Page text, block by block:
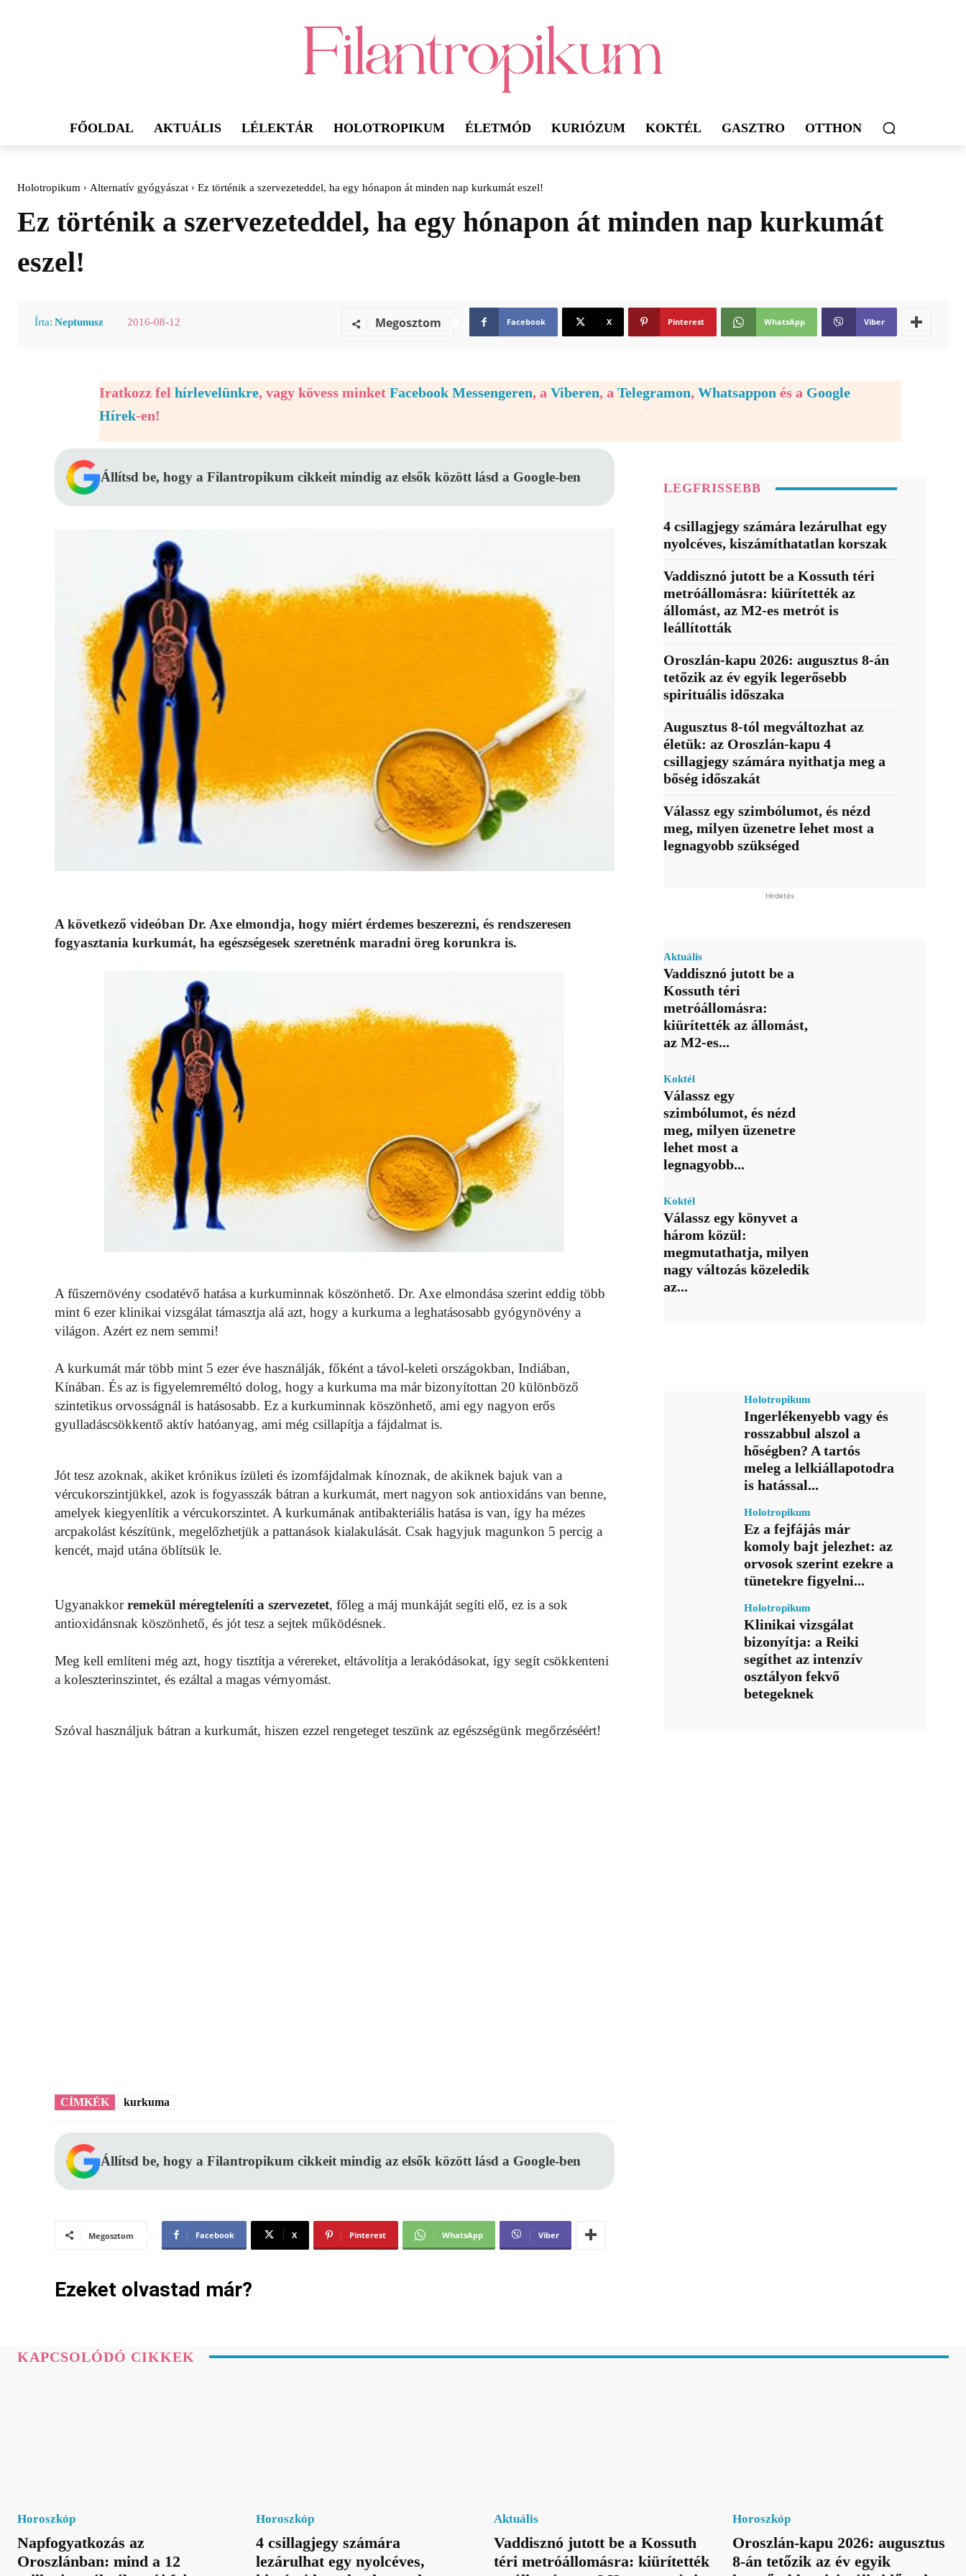
FŐOLDAL AKTUÁLIS LÉLEKTÁR HOLOTROPIKUM ÉLETMÓD KURIÓZUM KOKTÉL GASZTRO OTTHON
Holotropikum Alternatív gyógyászat Ez történik a szervezeteddel, ha egy hónapon át minden nap kurkumát eszel!
Ez történik a szervezeteddel, ha egy hónapon át minden nap kurkumát
eszel!
Írta: Neptunusz 2016-08-12 Megosztom Facebook X Pinterest WhatsApp Viber
Iratkozz fel hírlevelünkre, vagy kövess minket Facebook Messengeren, a Viberen, a Telegramon, Whatsappon és a Google
Hírek-en!
Állítsd be, hogy a Filantropikum cikkeit mindig az elsők között lásd a Google-ben
A következő videóban Dr. Axe elmondja, hogy miért érdemes beszerezni, és rendszeresen
fogyasztania kurkumát, ha egészségesek szeretnénk maradni öreg korunkra is.
A fűszernövény csodatévő hatása a kurkuminnak köszönhető. Dr. Axe elmondása szerint eddig több
mint 6 ezer klinikai vizsgálat támasztja alá azt, hogy a kurkuma a leghatásosabb gyógynövény a
világon. Azért ez nem semmi!
A kurkumát már több mint 5 ezer éve használják, főként a távol-keleti országokban, Indiában,
Kínában. És az is figyelemreméltó dolog, hogy a kurkuma ma már bizonyítottan 20 különböző
szintetikus orvosságnál is hatásosabb. Ez a kurkuminnak köszönhető, ami egy nagyon erős
gyulladáscsökkentő aktív hatóanyag, ami még csillapítja a fájdalmat is.
Jót tesz azoknak, akiket krónikus ízületi és izomfájdalmak kínoznak, de akiknek bajuk van a
vércukorszintjükkel, azok is fogyasszák bátran a kurkumát, mert nagyon sok antioxidáns van benne,
amelyek kiegyenlítik a vércukorszintet. A kurkumának antibakteriális hatása is van, így ha mézes
arcpakolást készítünk, megelőzhetjük a pattanások kialakulását. Csak hagyjuk magunkon 5 percig a
kencét, majd utána öblítsük le.
Ugyanakkorremekül méregteleníti a szervezetet, főleg a máj munkáját segíti elő, ez is a sok
antioxidánsnak köszönhető, és jót tesz a sejtek működésnek.
Meg kell említeni még azt, hogy tisztítja a vérereket, eltávolítja a lerakódásokat, így segít csökkenteni
a koleszterinszintet, és ezáltal a magas vérnyomást.
Szóval használjuk bátran a kurkumát, hiszen ezzel rengeteget teszünk az egészségünk megőrzéséért!
CÍMKÉK kurkuma
Állítsd be, hogy a Filantropikum cikkeit mindig az elsők között lásd a Google-ben
Megosztom Facebook X Pinterest WhatsApp Viber
Ezeket olvastad már?
LEGFRISSEBB
4 csillagjegy számára lezárulhat egy
nyolcéves, kiszámíthatatlan korszak
Vaddisznó jutott be a Kossuth téri
metróállomásra: kiürítették az
állomást, az M2-es metrót is
leállították
Oroszlán-kapu 2026: augusztus 8-án
tetőzik az év egyik legerősebb
spirituális időszaka
Augusztus 8-tól megváltozhat az
életük: az Oroszlán-kapu 4
csillagjegy számára nyithatja meg a
bőség időszakát
Válassz egy szimbólumot, és nézd
meg, milyen üzenetre lehet most a
legnagyobb szükséged
Hirdetés
Aktuális
Vaddisznó jutott be a
Kossuth téri
metróállomásra:
kiürítették az állomást,
az M2-es...
Koktél
Válassz egy
szimbólumot, és nézd
meg, milyen üzenetre
lehet most a
legnagyobb...
Koktél
Válassz egy könyvet a
három közül:
megmutathatja, milyen
nagy változás közeledik
az...
Holotropikum
Ingerlékenyebb vagy és
rosszabbul alszol a
hőségben? A tartós
meleg a lelkiállapotodra
is hatással...
Holotropikum
Ez a fejfájás már
komoly bajt jelezhet: az
orvosok szerint ezekre a
tünetekre figyelni...
Holotropikum
Klinikai vizsgálat
bizonyítja: a Reiki
segíthet az intenzív
osztályon fekvő
betegeknek
KAPCSOLÓDÓ CIKKEK
Horoszkóp
Napfogyatkozás az
Oroszlánban: mind a 12
Horoszkóp
4 csillagjegy számára
lezárulhat egy nyolcéves,
Aktuális
Vaddisznó jutott be a Kossuth
téri metróállomásra: kiürítették
Horoszkóp
Oroszlán-kapu 2026: augusztus
8-án tetőzik az év egyik